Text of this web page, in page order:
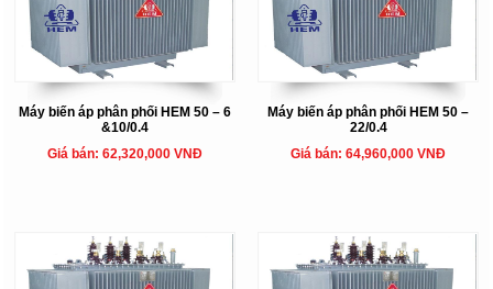
Máy biến áp phân phối HEM 50 – 6
&10/0.4
Giá bán: 62,320,000 VNĐ
Máy biến áp phân phối HEM 50 –
22/0.4
Giá bán: 64,960,000 VNĐ